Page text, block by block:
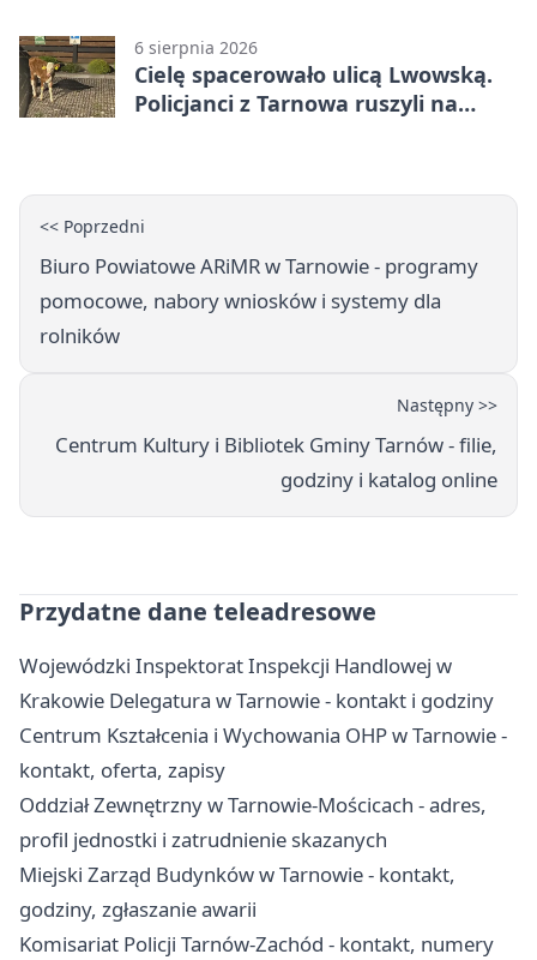
6 sierpnia 2026
Cielę spacerowało ulicą Lwowską.
Policjanci z Tarnowa ruszyli na
<< Poprzedni
Biuro Powiatowe ARiMR w Tarnowie - programy
pomocowe, nabory wniosków i systemy dla
rolników
Następny >>
Centrum Kultury i Bibliotek Gminy Tarnów - filie,
godziny i katalog online
Przydatne dane teleadresowe
Wojewódzki Inspektorat Inspekcji Handlowej w
Krakowie Delegatura w Tarnowie - kontakt i godziny
Centrum Kształcenia i Wychowania OHP w Tarnowie -
kontakt, oferta, zapisy
Oddział Zewnętrzny w Tarnowie-Mościcach - adres,
profil jednostki i zatrudnienie skazanych
Miejski Zarząd Budynków w Tarnowie - kontakt,
godziny, zgłaszanie awarii
Komisariat Policji Tarnów-Zachód - kontakt, numery